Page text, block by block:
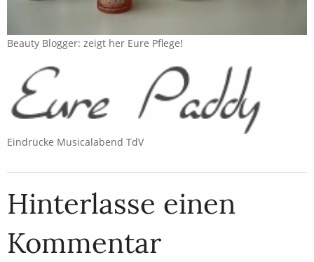
Beauty Blogger: zeigt her Eure Pflege!
Eindrücke Musicalabend TdV
Hinterlasse einen
Kommentar